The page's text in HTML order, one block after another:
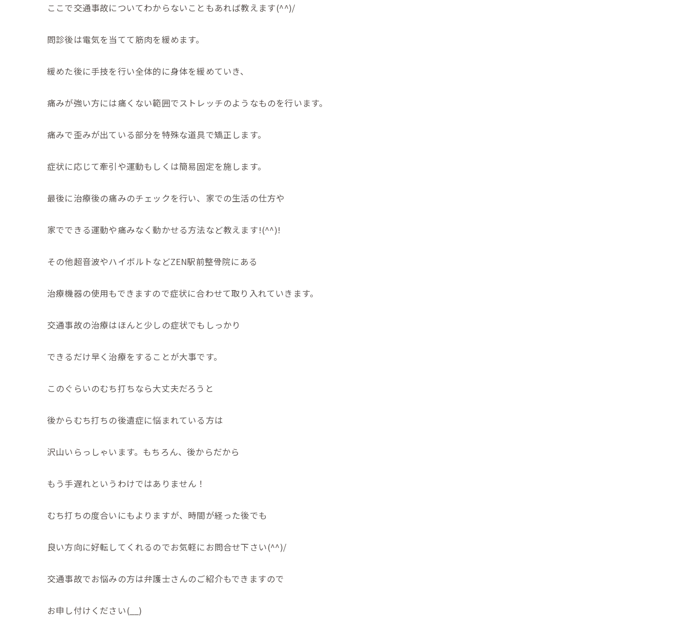
ここで交通事故についてわからないこともあれば教えます(^^)/
問診後は電気を当てて筋肉を緩めます。
緩めた後に手技を行い全体的に身体を緩めていき、
痛みが強い方には痛くない範囲でストレッチのようなものを行います。
痛みで歪みが出ている部分を特殊な道具で矯正します。
症状に応じて牽引や運動もしくは簡易固定を施します。
最後に治療後の痛みのチェックを行い、家での生活の仕方や
家でできる運動や痛みなく動かせる方法など教えます!(^^)!
その他超音波やハイボルトなどZEN駅前整骨院にある
治療機器の使用もできますので症状に合わせて取り入れていきます。
交通事故の治療はほんと少しの症状でもしっかり
できるだけ早く治療をすることが大事です。
このぐらいのむち打ちなら大丈夫だろうと
後からむち打ちの後遺症に悩まれている方は
沢山いらっしゃいます。もちろん、後からだから
もう手遅れというわけではありません！
むち打ちの度合いにもよりますが、時間が経った後でも
良い方向に好転してくれるのでお気軽にお問合せ下さい(^^)/
交通事故でお悩みの方は弁護士さんのご紹介もできますので
お申し付けください(__)